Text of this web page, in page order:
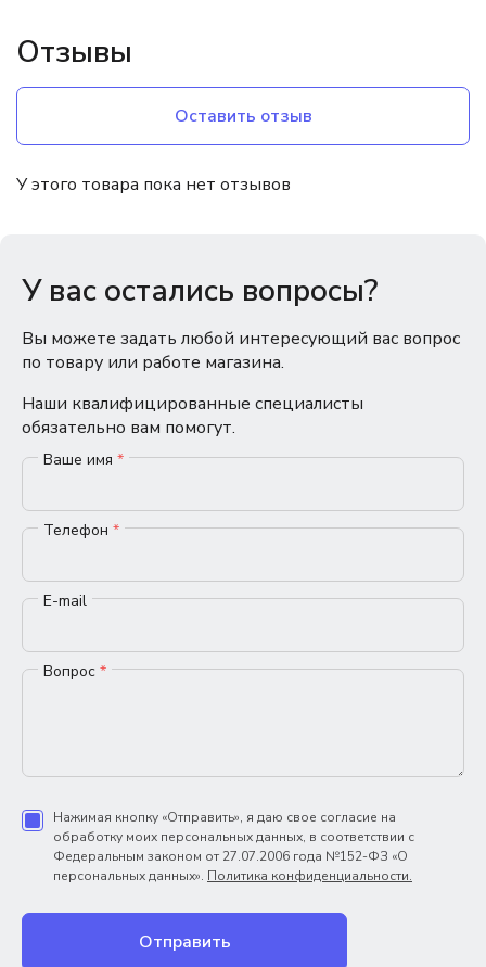
Отзывы
Оставить отзыв
У этого товара пока нет отзывов
У вас остались вопросы?
Вы можете задать любой интересующий вас вопрос
по товару или работе магазина.
Наши квалифицированные специалисты
обязательно вам помогут.
Ваше имя *
Телефон *
E-mail
Вопрос *
Нажимая кнопку «Отправить», я даю свое согласие на
обработку моих персональных данных, в соответствии с
Федеральным законом от 27.07.2006 года №152-ФЗ «О
персональных данных». Политика конфиденциальности.
Отправить